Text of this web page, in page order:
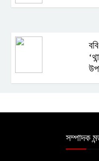
সম্পাদক